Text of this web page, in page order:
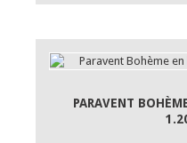
PARAVENT